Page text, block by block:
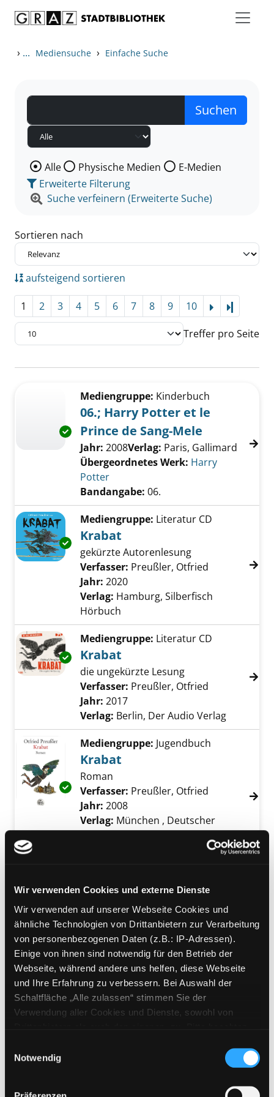
Wir verwenden Cookies und externe Dienste
Wir verwenden auf unserer Webseite Cookies und
ähnliche Technologien von Drittanbietern zur Verarbeitung
von personenbezogenen Daten (z.B.: IP-Adressen).
Einige von ihnen sind notwendig für den Betrieb der
Webseite, während andere uns helfen, diese Webseite
und Ihre Erfahrung zu verbessern. Bei Auswahl der
Schaltfläche „Alle zulassen“ stimmen Sie der
Verwendung aller Cookies und Dienste, sowohl von
Cookies von Drittanbietern, eine Verarbeitung in
unsicheren Drittländern (Länder außerhalb des EWR
ohne adäquates Datenschutzniveau) stattfinden kann. In
Notwendig
› ... Mediensuche › Einfache Suche
Wählen Sie die Medienart nach der Sie suchen wollen.
Alle Physische Medien
E-Medien
Erweiterte Filterung
Suche verfeinern (Erweiterte Suche)
Sortieren nach
aufsteigend sortieren
1 2 3 4 5 6 7 8 9 10
Treffer pro Seite
Zu den Suchfiltern springen
Exemplar-Details von 06.; Harry Potter et le
Mediengruppe: Kinderbuch
06.; Harry Potter et le
Prince de Sang-Mele
Suche nach diesem Verfasser
Jahr: 2008Verlag: Paris, Gallimard
Übergeordnetes Werk: Harry
Potter
Bandangabe: 06.
Exemplar-Details von Krabat anzeigen
Mediengruppe: Literatur CD
Krabat
gekürzte Autorenlesung
Verfasser: Preußler, Otfried Suche nach
Jahr: 2020
Verlag: Hamburg, Silberfisch
Hörbuch
Exemplar-Details von Krabat anzeigen
Mediengruppe: Literatur CD
Krabat
die ungekürzte Lesung
Verfasser: Preußler, Otfried
Jahr: 2017
Verlag: Berlin, Der Audio Verlag
Exemplar-Details von Krabat anzeigen
Mediengruppe: Jugendbuch
Krabat
Roman
Verfasser: Preußler, Otfried Suche nach
Jahr: 2008
Verlag: München , Deutscher
Taschenbuch
Exemplar-Details von Krabat anzeigen
Krabat
Verfasser: Preußler, OtfriedSuche nach
Jahr:2008
Verlag:Stuttgart, Thienemann
Mediengruppe:eAudio
Der Greif [Lesung]
Verfasser: Hohlbein, Wolfgang
Jahr:2005 Verlag: ZYX Music
Magische Pferde [Lesung]